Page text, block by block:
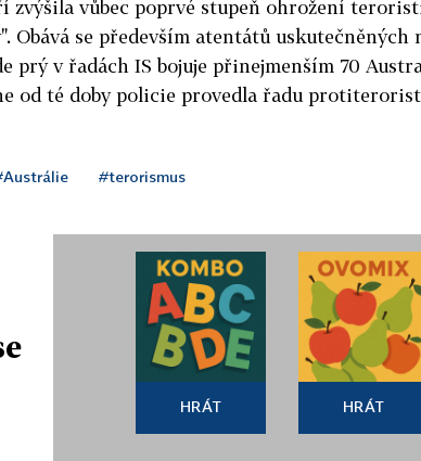
zvýšila vůbec poprvé stupeň ohrožení
Obává se především atentátů uskutečněných
prý v řadách IS bojuje přinejmenším 70
od té doby policie provedla řadu
#terorismus
HRÁT HRÁT